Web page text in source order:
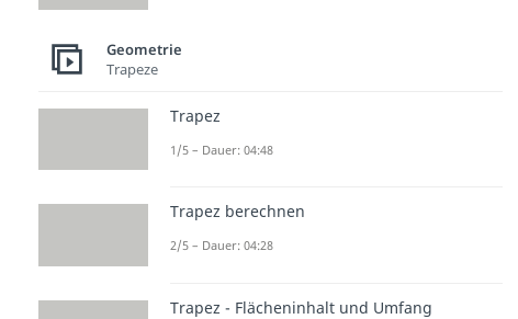
Geometrie
Trapeze
Trapez
1/5 – Dauer: 04:48
Trapez berechnen
2/5 – Dauer: 04:28
Trapez - Flächeninhalt und Umfang